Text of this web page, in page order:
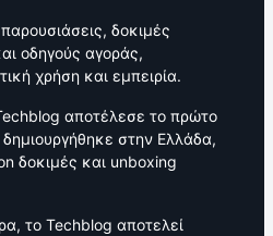
δοκιμές
οδηγούς αγοράς,
χρήση και εμπειρία.
αποτέλεσε το πρώτο
στην Ελλάδα,
δοκιμές και unboxing
το Techblog αποτελεί